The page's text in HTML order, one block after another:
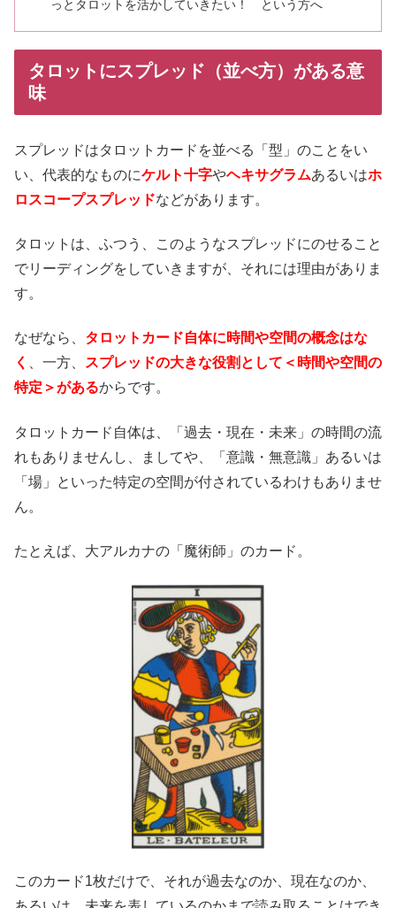
っとタロットを活かしていきたい！ という方へ
タロットにスプレッド（並べ方）がある意
味
スプレッドはタロットカードを並べる「型」のことをい
い、代表的なものにケルト十字やヘキサグラムあるいはホ
ロスコープスプレッドなどがあります。
タロットは、ふつう、このようなスプレッドにのせること
でリーディングをしていきますが、それには理由がありま
す。
なぜなら、 タロットカード自体に時間や空間の概念はな
く
、一方、
スプレッドの大きな役割として＜時間や空間の
特定＞があるからです。
タロットカード自体は、「過去・現在・未来」の時間の流
れもありませんし、ましてや、「意識・無意識」あるいは
「場」といった特定の空間が付されているわけもありませ
ん。
たとえば、大アルカナの「魔術師」のカード。
このカード1枚だけで、それが過去なのか、現在なのか、